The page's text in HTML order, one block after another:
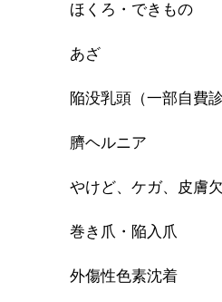
ほくろ・できもの
あざ
陥没乳頭（一部自費診
臍ヘルニア
やけど、ケガ、皮膚
巻き爪・陥入爪
外傷性色素沈着